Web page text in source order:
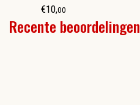
€10,00
Recente beoordelingen